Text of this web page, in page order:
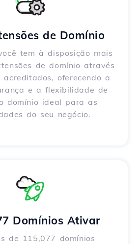
de Domínio
tem à disposição mais
de domínio através
acreditados, oferecendo a
e a flexibilidade de
domínio ideal para as
do seu negócio.
Domínios Ativar
de 115,077 domínios